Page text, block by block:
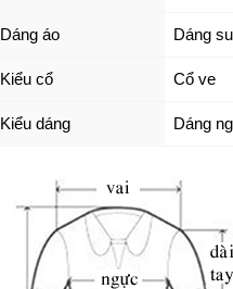
Dáng áo Dáng
Kiểu cổ Cổ ve
Kiểu dáng Dáng